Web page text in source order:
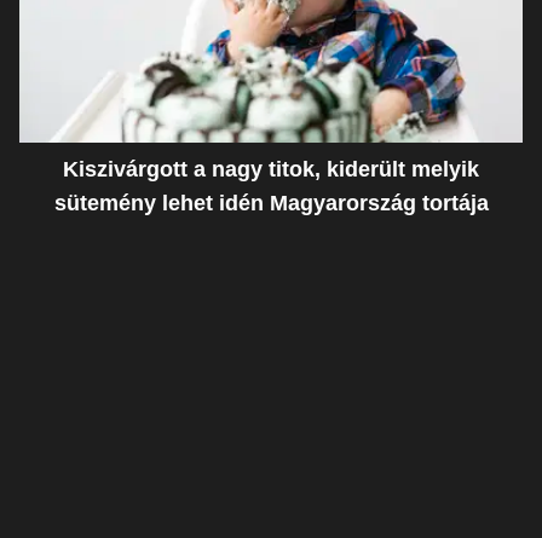
Kiszivárgott a nagy titok, kiderült melyik
sütemény lehet idén Magyarország tortája